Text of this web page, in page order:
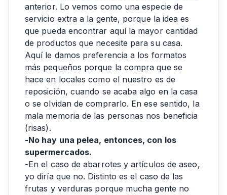
anterior. Lo vemos como una especie de
servicio extra a la gente, porque la idea es
que pueda encontrar aquí la mayor cantidad
de productos que necesite para su casa.
Aquí le damos preferencia a los formatos
más pequeños porque la compra que se
hace en locales como el nuestro es de
reposición, cuando se acaba algo en la casa
o se olvidan de comprarlo. En ese sentido, la
mala memoria de las personas nos beneficia
(risas).
-No hay una pelea, entonces, con los
supermercados.
-En el caso de abarrotes y artículos de aseo,
yo diría que no. Distinto es el caso de las
frutas y verduras porque mucha gente no